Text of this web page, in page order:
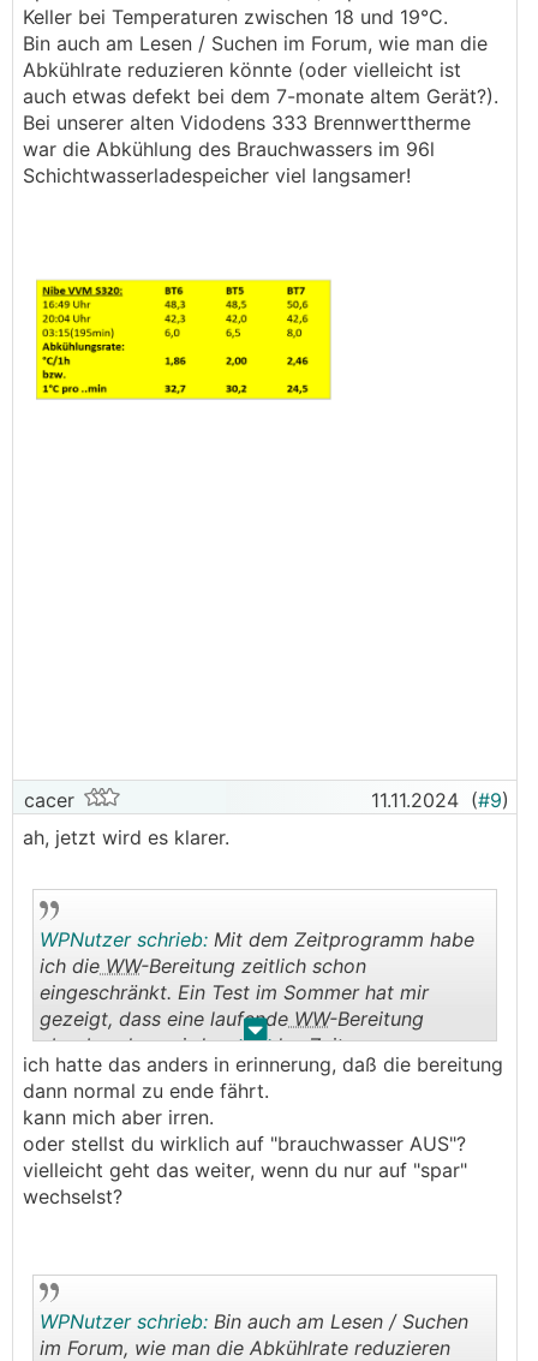
Keller bei Temperaturen zwischen 18 und 19°C.
Bin auch am Lesen / Suchen im Forum, wie man die
Abkühlrate reduzieren könnte (oder vielleicht ist
auch etwas defekt bei dem 7-monate altem Gerät?).
Bei unserer alten Vidodens 333 Brennwerttherme
war die Abkühlung des Brauchwassers im 96l
Schichtwasserladespeicher viel langsamer!
cacer 11.11.2024 (#9)
ah, jetzt wird es klarer.
. .
WPNutzer schrieb: Mit dem Zeitprogramm habe
ich die WW-Bereitung zeitlich schon
eingeschränkt. Ein Test im Sommer hat mir
gezeigt, dass eine laufende WW-Bereitung
abgebrochen wird, wenn das Zeitprogramm
"sagt": "Brauchwasser aus".
ich hatte das anders in erinnerung, daß die bereitung
dann normal zu ende fährt.
kann mich aber irren.
oder stellst du wirklich auf "brauchwasser AUS"?
vielleicht geht das weiter, wenn du nur auf "spar"
wechselst?
WPNutzer schrieb: Bin auch am Lesen / Suchen
im Forum, wie man die Abkühlrate reduzieren